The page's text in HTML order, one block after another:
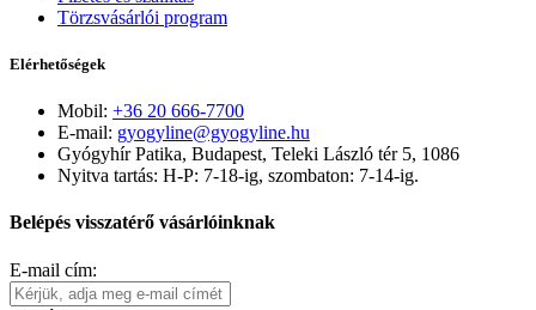
Törzsvásárlói program
Elérhetőségek
Mobil: +36 20 666-7700
E-mail: gyogyline@gyogyline.hu
Gyógyhír Patika, Budapest, Teleki László tér 5, 1086
Nyitva tartás: H-P: 7-18-ig, szombaton: 7-14-ig.
Belépés visszatérő vásárlóinknak
E-mail cím: